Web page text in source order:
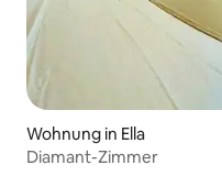
Wohnung in Ella
Diamant-Zimmer